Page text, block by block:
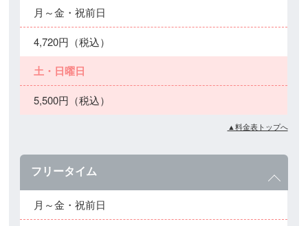
月～金・祝前日
4,720円（税込）
土・日曜日
5,500円（税込）
▲料金表トップへ
フリータイム
月～金・祝前日